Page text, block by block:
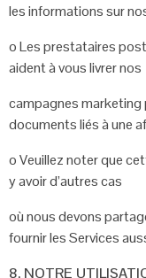
les informations sur
oLes prestataires
aident à vous livrer nos
campagnes marketing
documents liés àune
oVeuillez noter que
y avoir d’autres cas
où nous devons
fournir lesServices
8. NOTRE